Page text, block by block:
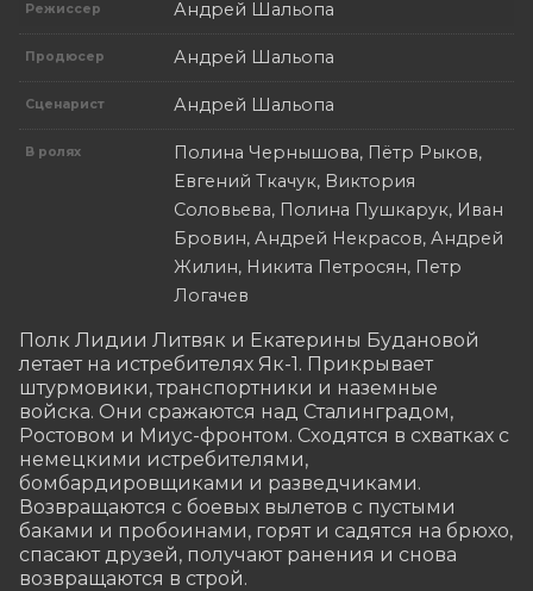
Режиссер Андрей Шальопа
Продюсер Андрей Шальопа
Сценарист Андрей Шальопа
В ролях
Полина Чернышова, Пётр Рыков,
Евгений Ткачук, Виктория
Соловьева, Полина Пушкарук, Иван
Бровин, Андрей Некрасов, Андрей
Жилин, Никита Петросян, Петр
Логачев
Полк Лидии Литвяк и Екатерины Будановой
летает на истребителях Як-1. Прикрывает
штурмовики, транспортники и наземные
войска. Они сражаются над Сталинградом,
Ростовом и Миус-фронтом. Сходятся в схватках с
немецкими истребителями,
бомбардировщиками и разведчиками.
Возвращаются с боевых вылетов с пустыми
баками и пробоинами, горят и садятся на брюхо,
спасают друзей, получают ранения и снова
возвращаются в строй.